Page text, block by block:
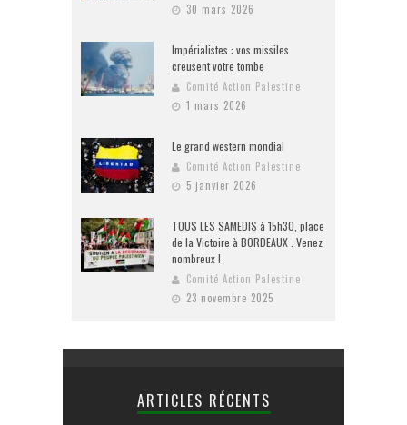
30 mars 2026
Impérialistes : vos missiles
creusent votre tombe
Comité Action Palestine
1 mars 2026
Le grand western mondial
Comité Action Palestine
5 janvier 2026
TOUS LES SAMEDIS à 15h30, place
de la Victoire à BORDEAUX . Venez
nombreux !
Comité Action Palestine
23 novembre 2025
ARTICLES RÉCENTS